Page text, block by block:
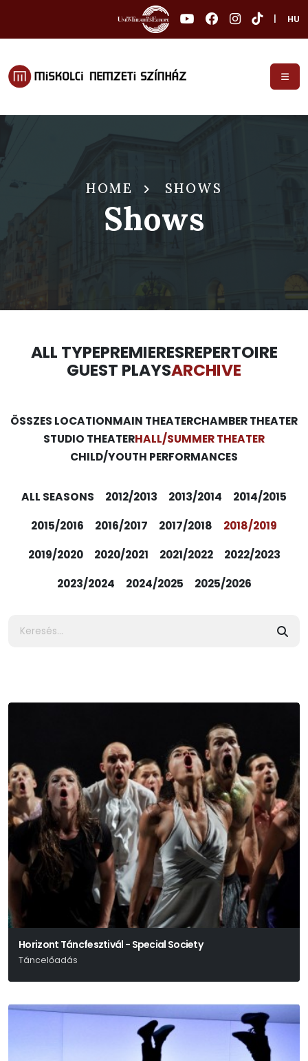
HU
HOME SHOWS
Shows
ALL TYPEPREMIERESREPERTOIRE
GUEST PLAYSARCHIVE
ÖSSZES LOCATIONMAIN THEATERCHAMBER THEATER
STUDIO THEATERHALL/SUMMER THEATER
CHILD/YOUTH PERFORMANCES
ALL SEASONS 2012/2013 2013/2014
2014/2015
2015/2016
2016/2017 2017/2018
2018/2019
2019/2020
2020/2021 2021/2022
2022/2023
2023/2024
2024/2025 2025/2026
Horizont Táncfesztivál - Special Society
Táncelőadás